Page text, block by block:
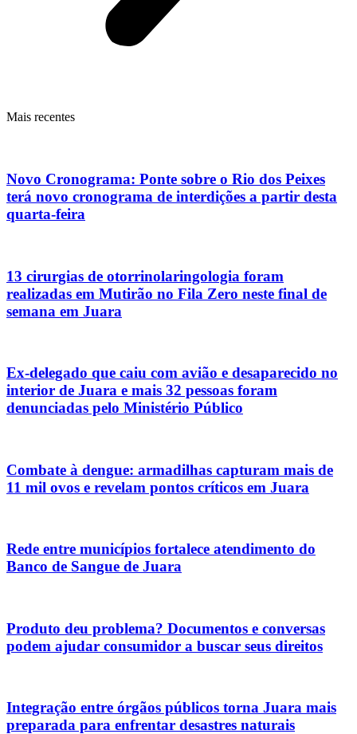
Mais recentes
Novo Cronograma: Ponte sobre o Rio dos Peixes
terá novo cronograma de interdições a partir desta
quarta-feira
13 cirurgias de otorrinolaringologia foram
realizadas em Mutirão no Fila Zero neste final de
semana em Juara
Ex-delegado que caiu com avião e desaparecido no
interior de Juara e mais 32 pessoas foram
denunciadas pelo Ministério Público
Combate à dengue: armadilhas capturam mais de
11 mil ovos e revelam pontos críticos em Juara
Rede entre municípios fortalece atendimento do
Banco de Sangue de Juara
Produto deu problema? Documentos e conversas
podem ajudar consumidor a buscar seus direitos
Integração entre órgãos públicos torna Juara mais
preparada para enfrentar desastres naturais